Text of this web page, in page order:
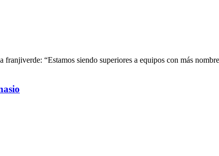
“Estamos siendo superiores a equipos con más